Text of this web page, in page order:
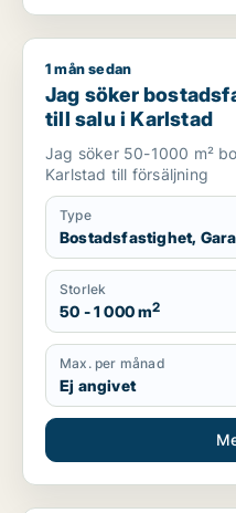
Jag söker
1 mån sedan
Jag söker
till salu i Karlstad
Jag söker 50-1000 m²
Karlstad till försäljning
Type
Bostadsfastighet,
Storlek
50 - 1 000 m2
Max. per månad
Ej angivet